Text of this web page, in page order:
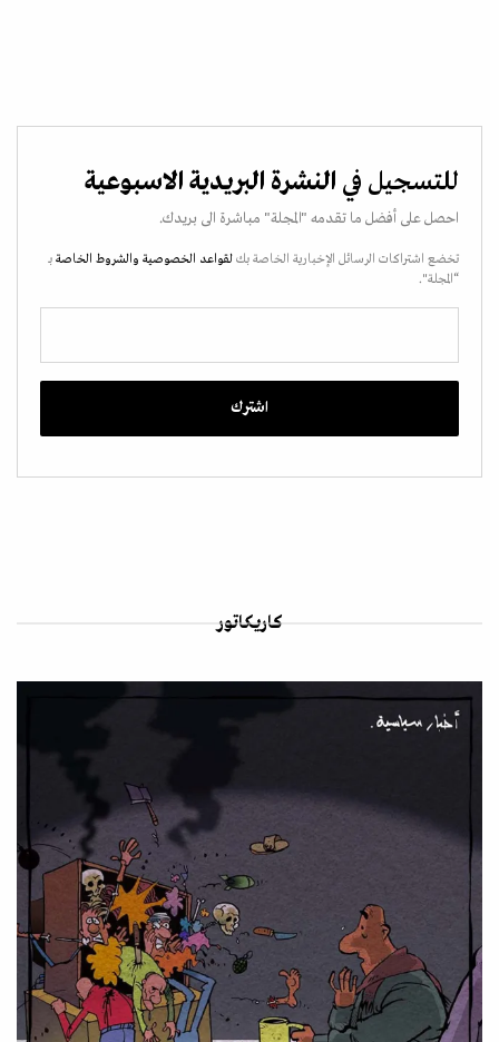
للتسجيل في النشرة البريدية الاسبوعية
احصل على أفضل ما تقدمه "المجلة" مباشرة الى بريدك.
تخضع اشتراكات الرسائل الإخبارية الخاصة بك لقواعد الخصوصية والشروط الخاصة بـ
“المجلة".
كاريكاتور